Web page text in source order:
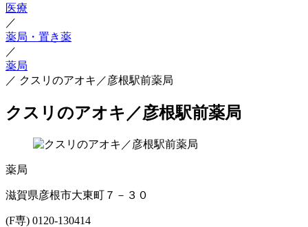
医療
／
薬局・置き薬
／
薬局
／ クスリのアオキ／彦根駅前薬局
クスリのアオキ／彦根駅前薬局
薬局
滋賀県彦根市大東町７－３０
(F専) 0120-130414